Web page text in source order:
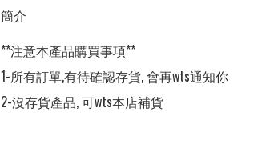
簡介
**注意本產品購買事項**
1-所有訂單,有待確認存貨, 會再wts通知你
2-沒存貨產品, 可wts本店補貨